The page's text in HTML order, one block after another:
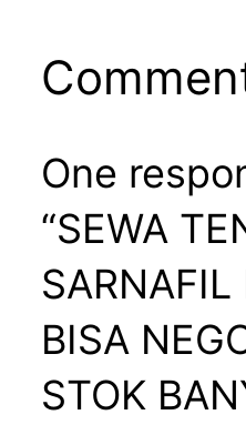
One
“SEWA
SARNAFIL
BISA
STOK